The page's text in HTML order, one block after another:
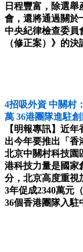
日程豐富，除選
會，還將通過關於
中央紀律檢查委員
（修正案）》的決
4招吸外資 中關村
萬 36港團隊進駐
【明報專訊】近
出今年要推出「香
北京中關村科技園
港科技力量是國家
分，北京高度重視
3年促成2340萬元
36個香港團隊入駐